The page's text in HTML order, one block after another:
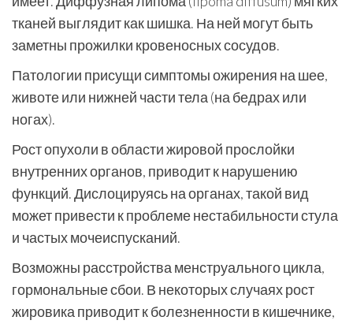
тканей выглядит как шишка. На ней могут быть
заметны прожилки кровеносных сосудов.
Патологии присущи симптомы ожирения на шее,
животе или нижней части тела (на бедрах или
ногах).
Рост опухоли в области жировой прослойки
внутренних органов, приводит к нарушению
функций. Дислоцируясь на органах, такой вид
может привести к проблеме нестабильности стула
и частых мочеиспусканий.
Возможны расстройства менструального цикла,
гормональные сбои. В некоторых случаях рост
жировика приводит к болезненности в кишечнике,